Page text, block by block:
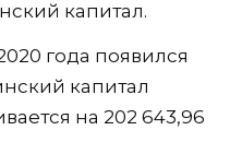
капитал.
года появился
капитал
на 202 643,96